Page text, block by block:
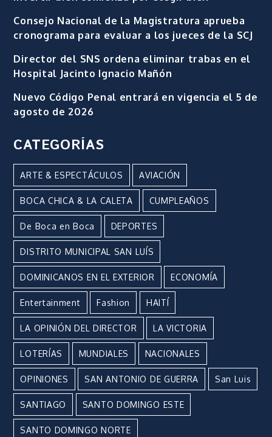
Consejo Nacional de la Magistratura aprueba
cronograma para evaluar a los jueces de la SCJ
Director del SNS ordena eliminar trabas en el
Hospital Jacinto Ignacio Mañón
Nuevo Código Penal entrará en vigencia el 5 de
agosto de 2026
CATEGORÍAS
ARTE & ESPECTÁCULOS AVIACIÓN
BOCA CHICA & LA CALETA CUMPLEAÑOS
De Boca en Boca DEPORTES
DISTRITO MUNICIPAL SAN LUÍS
DOMINICANOS EN EL EXTERIOR ECONOMÍA
Entertainment Fashion HAITÍ
LA OPINIÓN DEL DIRECTOR LA VICTORIA
LOTERÍAS MUNDIALES NACIONALES
OPINIONES SAN ANTONIO DE GUERRA San Luis
SANTIAGO SANTO DOMINGO ESTE
SANTO DOMINGO NORTE